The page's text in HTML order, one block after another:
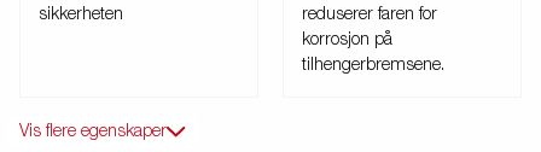
sikkerheten
reduserer faren for
korrosjon på
tilhengerbremsene.
Vis flere egenskaper